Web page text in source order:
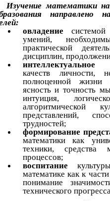
Изучение математики
направлено
овладение системой
умений,
практической
дисциплин,
качеств личности,
полноценной жизни
ясность и точность
интуиция,
алгоритмической
представлений,
трудностей;
формирование
математики как
техники, средства
процессов;
воспитание
математике как к
понимание
технического